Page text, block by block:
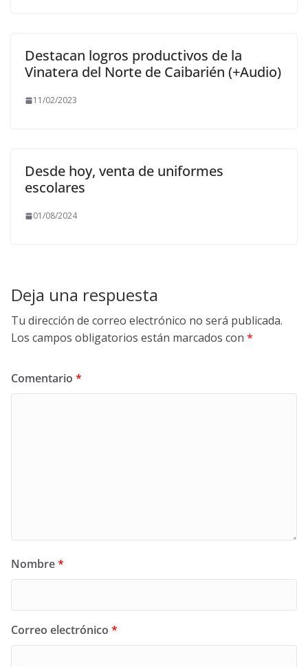
Destacan logros productivos de la
Vinatera del Norte de Caibarién (+Audio)
11/02/2023
Desde hoy, venta de uniformes
escolares
01/08/2024
Deja una respuesta
Tu dirección de correo electrónico no será publicada.
Los campos obligatorios están marcados con *
Comentario *
Nombre*
Correo electrónico *